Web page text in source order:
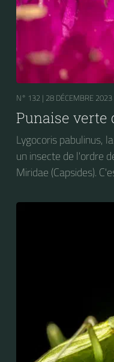
N° 132 | 28 DÉCEMBRE 2023
Punaise verte
Lygocoris pabulinus,
un insecte de l'ordre
Miridae (Capsides).
végétales, dont les